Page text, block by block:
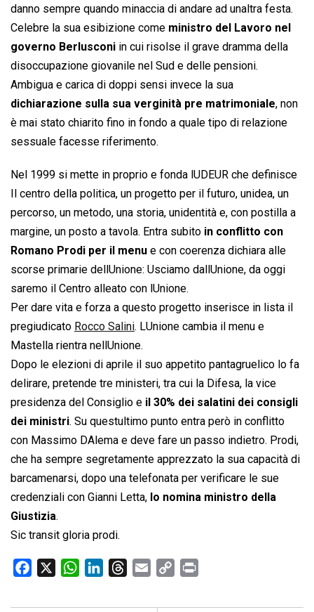
danno sempre quando minaccia di andare ad unaltra festa.
Celebre la sua esibizione come ministro del Lavoro nel
governo Berlusconi in cui risolse il grave dramma della
disoccupazione giovanile nel Sud e delle pensioni.
Ambigua e carica di doppi sensi invece la sua
dichiarazione sulla sua verginità pre matrimoniale, non
è mai stato chiarito fino in fondo a quale tipo di relazione
sessuale facesse riferimento.
Nel 1999 si mette in proprio e fonda lUDEUR che definisce
Il centro della politica, un progetto per il futuro, unidea, un
percorso, un metodo, una storia, unidentità e, con postilla a
margine, un posto a tavola. Entra subito in conflitto con
Romano Prodi per il menu e con coerenza dichiara alle
scorse primarie dellUnione: Usciamo dallUnione, da oggi
saremo il Centro alleato con lUnione.
Per dare vita e forza a questo progetto inserisce in lista il
pregiudicato Rocco Salini. LUnione cambia il menu e
Mastella rientra nellUnione.
Dopo le elezioni di aprile il suo appetito pantagruelico lo fa
delirare, pretende tre ministeri, tra cui la Difesa, la vice
presidenza del Consiglio e il 30% dei salatini dei consigli
dei ministri. Su questultimo punto entra però in conflitto
con Massimo DAlema e deve fare un passo indietro. Prodi,
che ha sempre segretamente apprezzato la sua capacità di
barcamenarsi, dopo una telefonata per verificare le sue
credenziali con Gianni Letta, lo nomina ministro della
Giustizia.
Sic transit gloria prodi.
c
W
a
n
r
a
p
i